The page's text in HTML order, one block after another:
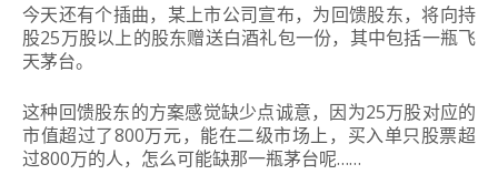
今天还有个插曲，某上市公司宣布，为回馈股东，将向持
股25万股以上的股东赠送白酒礼包一份，其中包括一瓶飞
天茅台。
这种回馈股东的方案感觉缺少点诚意，因为25万股对应的
市值超过了800万元，能在二级市场上，买入单只股票超
过800万的人，怎么可能缺那一瓶茅台呢……